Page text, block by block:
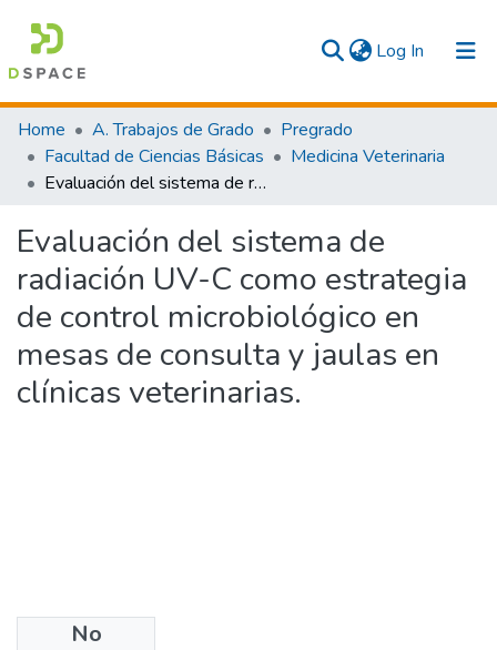
Log In (current)
Communities & Collections
Home A. Trabajos de Grado
Pregrado
Facultad de Ciencias Básicas
Medicina Veterinaria
Evaluación del sistema de radiación UV-C como estrategia de control microbiológico en mesas de consulta y jaulas en clínicas veterinarias.
Evaluación del sistema de
radiación UV-C como estrategia
de control microbiológico en
mesas de consulta y jaulas en
clínicas veterinarias.
No